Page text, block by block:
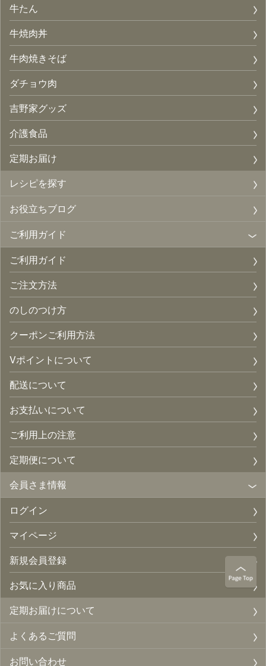
牛たん
牛焼肉丼
牛肉焼きそば
ダチョウ肉
吉野家グッズ
介護食品
定期お届け
レシピを探す
お役立ちブログ
ご利用ガイド
ご利用ガイド
ご注文方法
のしのつけ方
クーポンご利用方法
Vポイントについて
配送について
お支払いについて
ご利用上の注意
定期便について
会員さま情報
ログイン
マイページ
新規会員登録
お気に入り商品
定期お届けについて
よくあるご質問
お問い合わせ